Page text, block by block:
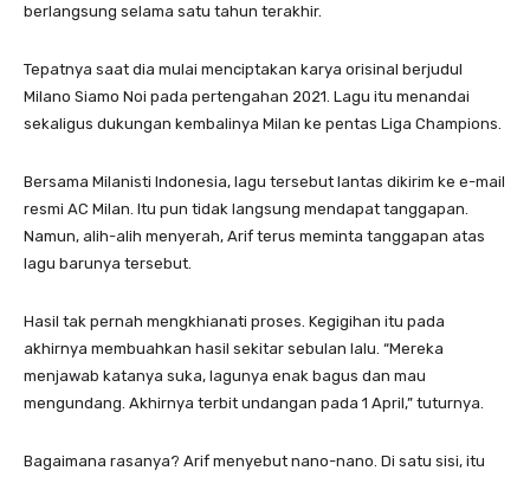
berlangsung selama satu tahun terakhir.
Tepatnya saat dia mulai menciptakan karya orisinal berjudul
Milano Siamo Noi pada pertengahan 2021. Lagu itu menandai
sekaligus dukungan kembalinya Milan ke pentas Liga Champions.
Bersama Milanisti Indonesia, lagu tersebut lantas dikirim ke e-mail
resmi AC Milan. Itu pun tidak langsung mendapat tanggapan.
Namun, alih-alih menyerah, Arif terus meminta tanggapan atas
lagu barunya tersebut.
Hasil tak pernah mengkhianati proses. Kegigihan itu pada
akhirnya membuahkan hasil sekitar sebulan lalu. “Mereka
menjawab katanya suka, lagunya enak bagus dan mau
mengundang. Akhirnya terbit undangan pada 1 April,” tuturnya.
Bagaimana rasanya? Arif menyebut nano-nano. Di satu sisi, itu